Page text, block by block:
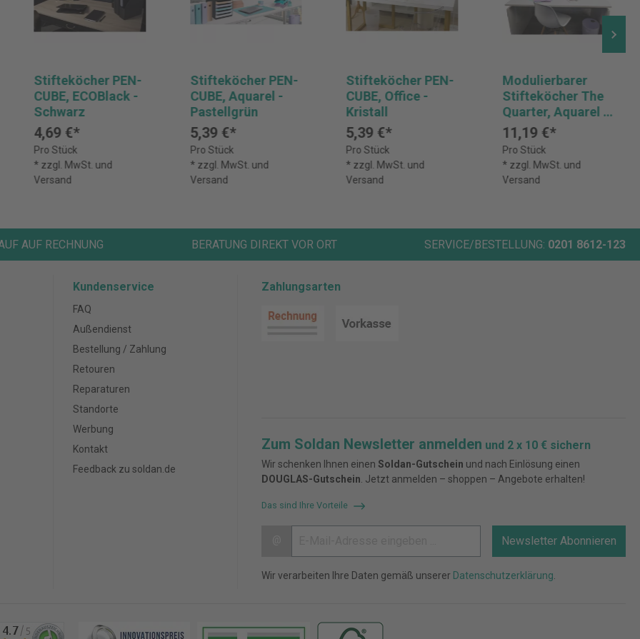
Stifteköcher PEN-
CUBE, ECOBlack -
Schwarz
4,69 €*
Pro Stück
* zzgl. MwSt. und
Versand
Stifteköcher PEN-
CUBE, Aquarel -
Pastellgrün
5,39 €*
Pro Stück
* zzgl. MwSt. und
Versand
Stifteköcher PEN-
CUBE, Office -
Kristall
5,39 €*
Pro Stück
* zzgl. MwSt. und
Versand
Modulierbarer
Stifteköcher The
Quarter, Aquarel -
Farben sortiert
11,19 €*
Pro Stück
* zzgl. MwSt. und
Versand
AUF RECHNUNG BERATUNG DIREKT VOR ORT SERVICE/BESTELLUNG: 0201 8612-123
Kundenservice
FAQ
Außendienst
Bestellung / Zahlung
Retouren
Reparaturen
Standorte
Werbung
Kontakt
Feedback zu soldan.de
Zahlungsarten
Zum Soldan Newsletter anmelden und 2 x 10 € sichern
Wir schenken Ihnen einen Soldan-Gutschein und nach Einlösung einen
DOUGLAS-Gutschein . Jetzt anmelden – shoppen – Angebote erhalten!
Das sind Ihre Vorteile
Newsletter Abonnieren
Wir verarbeiten Ihre Daten gemäß unserer Datenschutzerklärung